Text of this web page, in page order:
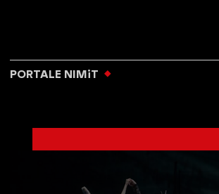
PORTALE NIMiT